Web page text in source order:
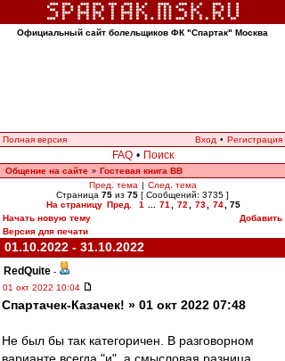
Официальный сайт болельщиков ФК "Спартак" Москва
Полная версия Вход • Регистрация
FAQ • Поиск
Общение на сайте » Гостевая книга ВВ
Пред. тема | След. тема
Страница 75 из 75 [ Сообщений: 3735 ]
На страницу Пред. 1 71 72 73 74
75
Начать новую тему
Добавить
Версия для печати
01.10.2022 - 31.10.2022
RedQuite -
01 окт 2022 10:04
Спартачек-Казачек! » 01 окт 2022 07:48
Не был бы так категоричен. В разговорном